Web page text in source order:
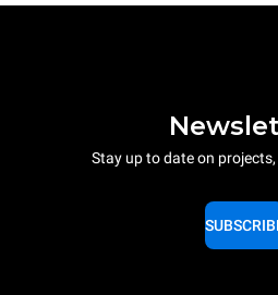
Stay up to date on